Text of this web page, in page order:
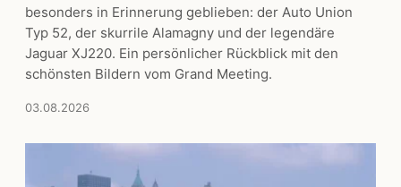
besonders in Erinnerung geblieben: der Auto Union
Typ 52, der skurrile Alamagny und der legendäre
Jaguar XJ220. Ein persönlicher Rückblick mit den
schönsten Bildern vom Grand Meeting.
03.08.2026